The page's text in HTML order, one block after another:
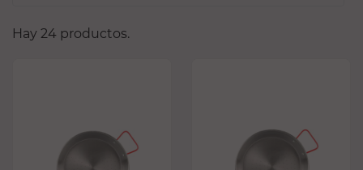
Hay 24 productos.